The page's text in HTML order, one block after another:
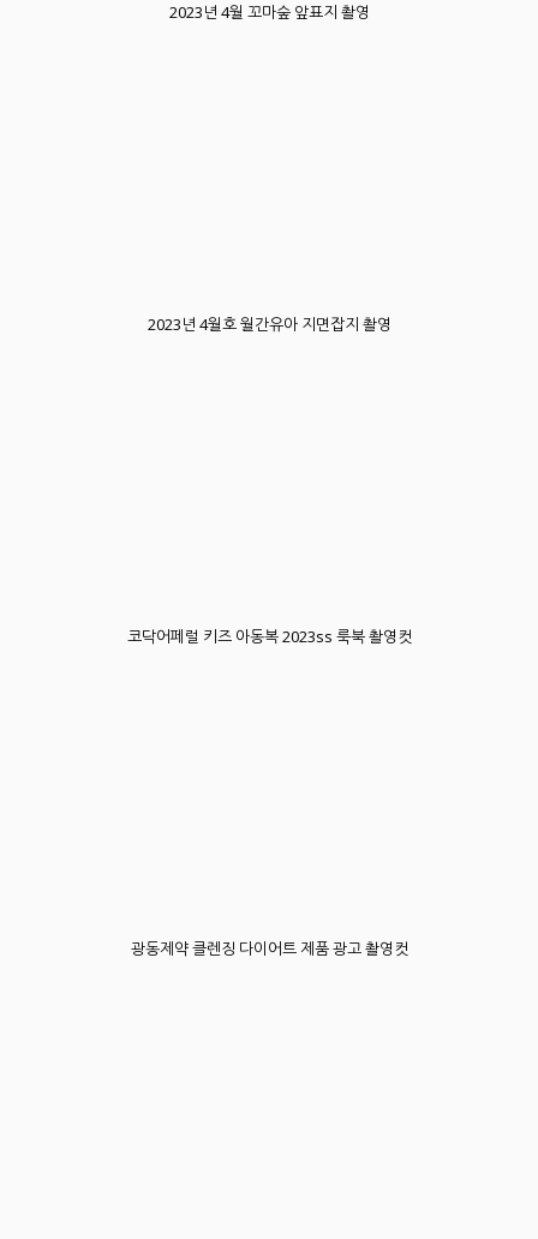
2023년 4월 꼬마숲 앞표지 촬영
2023년 4월호 월간유아 지면잡지 촬영
코닥어페럴 키즈 아동복 2023ss 룩북 촬영컷
광동제약 클렌징 다이어트 제품 광고 촬영컷